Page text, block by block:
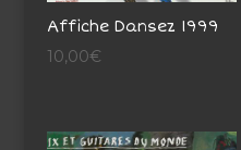
Affiche Dansez 1999
10,00€